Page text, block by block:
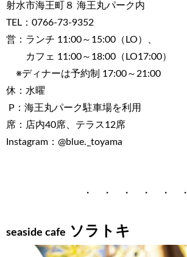
射水市海王町８ 海王丸パーク内
TEL：0766-73-9352
営：ランチ 11:00～15:00（LO）、
カフェ 11:00～18:00（LO17:00）
※ディナーは予約制 17:00～21:00
休：水曜
P：海王丸パーク駐車場を利用
席：店内40席、テラス12席
Instagram：@blue._toyama
・ ・ ・ ・ ・ ・
seaside cafe ソラトキ